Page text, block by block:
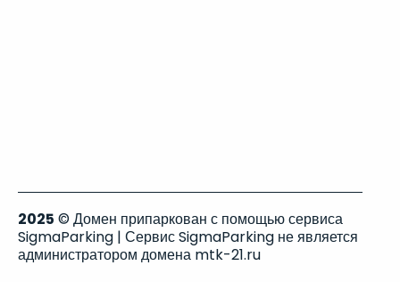
2025 © Домен припаркован с помощью сервиса
SigmaParking | Сервис SigmaParking не является
администратором домена mtk-21.ru